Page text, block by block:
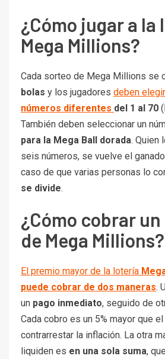
¿Cómo jugar a la
Mega Millions?
Cada sorteo de Mega Millions se
bolas y los jugadores deben
números diferentes del 1 al 70
También deben seleccionar un
para la Mega Ball dorada. Quien
seis números, se vuelve el
caso de que varias personas lo
se divide.
¿Cómo cobrar
de Mega Millions?
El premio mayor de la lotería
puede cobrar de dos maneras.
un pago inmediato, seguido de
Cada cobro es un 5% mayor que
contrarrestar la inflación. La otra
liquiden es en una sola suma,